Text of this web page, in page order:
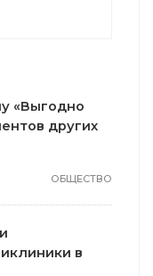
«Выгодно
других
ОБЩЕСТВО
в